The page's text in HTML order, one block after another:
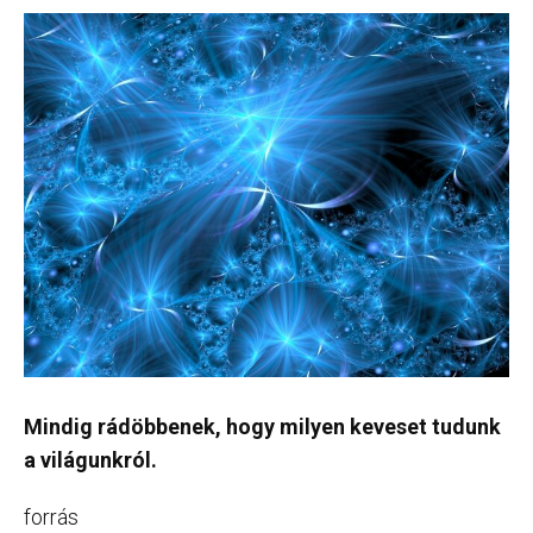
Mindig rádöbbenek, hogy milyen keveset tudunk
a világunkról.
forrás